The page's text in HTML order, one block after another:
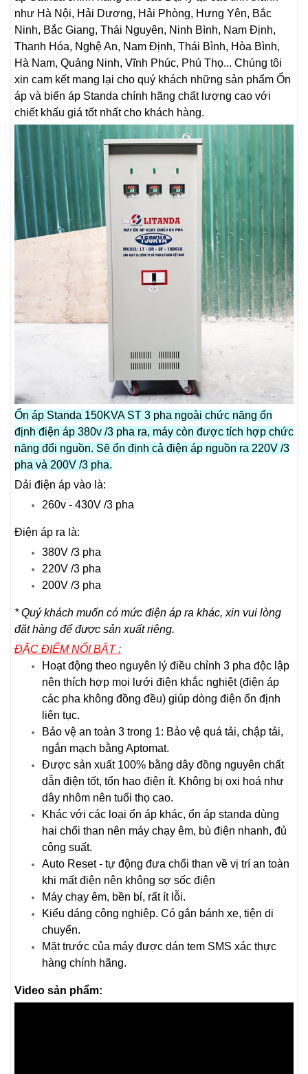
như Hà Nội, Hải Dương, Hải Phòng, Hưng Yên, Bắc
Ninh, Bắc Giang, Thái Nguyên, Ninh Bình, Nam Định,
Thanh Hóa, Nghệ An, Nam Định, Thái Bình, Hòa Bình,
Hà Nam, Quảng Ninh, Vĩnh Phúc, Phú Thọ... Chúng tôi
xin cam kết mang lại cho quý khách những sản phẩm Ổn
áp và biến áp Standa chính hãng chất lượng cao với
chiết khấu giá tốt nhất cho khách hàng.
Ổn áp Standa 150KVA ST 3 pha ngoài chức năng ổn
định điện áp 380v /3 pha ra, máy còn được tích hợp chức
năng đổi nguồn. Sẽ ổn định cả điện áp nguồn ra 220V /3
pha và 200V /3 pha.
Dải điện áp vào là:
260v - 430V /3 pha
Điện áp ra là:
380V /3 pha
220V /3 pha
200V /3 pha
* Quý khách muốn có mức điện áp ra khác, xin vui lòng
đặt hàng để được sản xuất riêng.
ĐẶC ĐIỂM NỔI BẬT :
Hoạt động theo nguyên lý điều chỉnh 3 pha độc lập
nên thích hợp mọi lưới điện khắc nghiệt (điện áp
các pha không đồng đều) giúp dòng điện ổn định
liên tục.
Bảo vệ an toàn 3 trong 1: Bảo vệ quá tải, chập tải,
ngắn mạch bằng Aptomat.
Được sản xuất 100% bằng dây đồng nguyên chất
dẫn điện tốt, tổn hao điện ít. Không bị oxi hoá như
dây nhôm nên tuổi thọ cao.
Khác với các loại ổn áp khác, ổn áp standa dùng
hai chổi than nên máy chạy êm, bù điện nhanh, đủ
công suất.
Auto Reset - tự động đưa chổi than về vị trí an toàn
khi mất điện nên không sợ sốc điện
Máy chạy êm, bền bỉ, rất ít lỗi.
Kiểu dáng công nghiệp. Có gắn bánh xe, tiện di
chuyển.
Mặt trước của máy được dán tem SMS xác thực
hàng chính hãng.
Video sản phẩm: